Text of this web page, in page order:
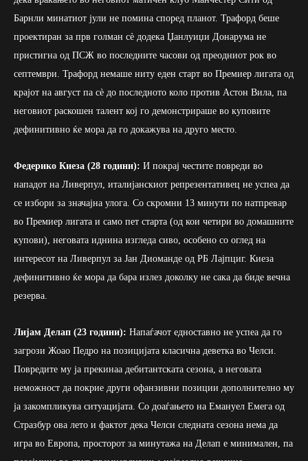
Барнли минатиот јули не помина според планот. Трафорд беше
проектиран за прв голман сè додека Џанлуиџи Донарума не
пристигна од ПСЖ во последните часови од преодниот рок во
септември. Трафорд немаше ниту еден старт во Премиер лигата од
крајот на август па сè до последното коло против Астон Вила, па
неговиот раскошен талент кој го демонстрираше во куповите
дефинитивно ќе мора да го докажува на друго место.
Федерико Киеза (28 години): И покрај честите повреди во
нападот на Ливерпул, италијанскиот репрезентативец не успеа да
се избори за значајна улога. Со скромни 13 минути по натпревар
во Премиер лигата и само пет старта (од кои четири во домашните
купови), неговата иднина изгледа сиво, особено со оглед на
интересот на Ливерпул за Јан Диоманде од РБ Лајпциг. Киеза
дефинитивно ќе мора да бара излез доколку не сака да биде вечна
резерва.
Лијам Делап (23 години): Напаѓачот едноставно не успеа да го
загрози Жоао Педро на позицијата класична деветка во Челси.
Повредите му ја прекинаа дебитантската сезона, а неговата
неможност да покрие други офанзивни позиции дополнително му
ја закомпликува ситуацијата. Со доаѓањето на Емануел Емега од
Стразбур ова лето и фактот дека Челси следната сезона нема да
игра во Европа, просторот за минутажа на Делап е минимален, па